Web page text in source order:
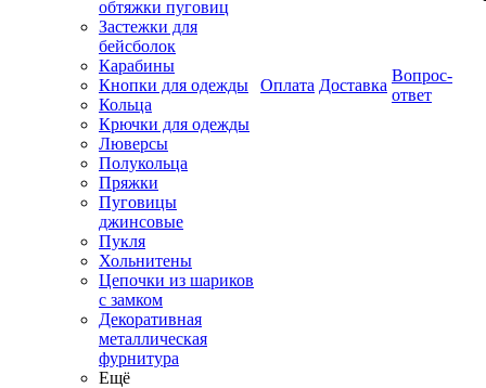
обтяжки пуговиц
Застежки для
бейсболок
Карабины
Кнопки для одежды
Кольца
Крючки для одежды
Люверсы
Полукольца
Пряжки
Пуговицы
джинсовые
Пукля
Хольнитены
Цепочки из шариков
с замком
Декоративная
металлическая
фурнитура
Ещё
Оплата Доставка
Вопрос-
ответ